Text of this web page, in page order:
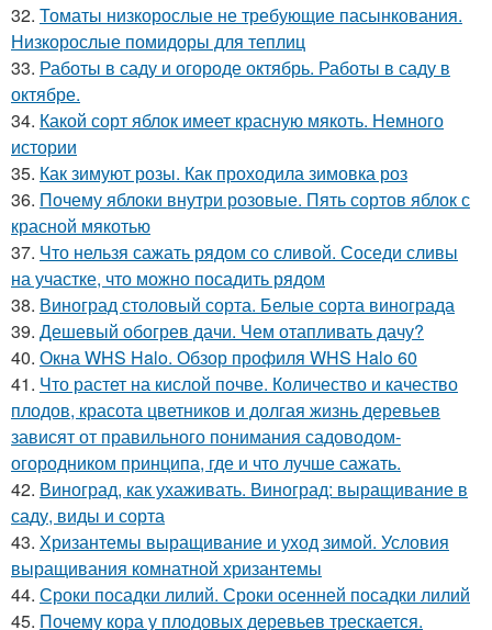
32. Томаты низкорослые не требующие пасынкования.
Низкорослые помидоры для теплиц
33. Работы в саду и огороде октябрь. Работы в саду в
октябре.
34. Какой сорт яблок имеет красную мякоть. Немного
истории
35. Как зимуют розы. Как проходила зимовка роз
36. Почему яблоки внутри розовые. Пять сортов яблок с
красной мякотью
37. Что нельзя сажать рядом со сливой. Соседи сливы
на участке, что можно посадить рядом
38. Виноград столовый сорта. Белые сорта винограда
39. Дешевый обогрев дачи. Чем отапливать дачу?
40. Окна WHS Halo. Обзор профиля WHS Halo 60
41. Что растет на кислой почве. Количество и качество
плодов, красота цветников и долгая жизнь деревьев
зависят от правильного понимания садоводом-
огородником принципа, где и что лучше сажать.
42. Виноград, как ухаживать. Виноград: выращивание в
саду, виды и сорта
43. Хризантемы выращивание и уход зимой. Условия
выращивания комнатной хризантемы
44. Сроки посадки лилий. Сроки осенней посадки лилий
45. Почему кора у плодовых деревьев трескается.